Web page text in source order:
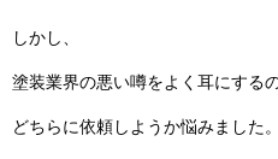
しかし、
塗装業界の悪い噂をよく耳にするの
どちらに依頼しようか悩みました。